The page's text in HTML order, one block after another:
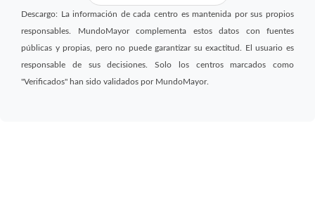
Descargo: La información de cada centro es mantenida por sus propios
responsables. MundoMayor complementa estos datos con fuentes
públicas y propias, pero no puede garantizar su exactitud. El usuario es
responsable de sus decisiones. Solo los centros marcados como
"Verificados" han sido validados por MundoMayor.